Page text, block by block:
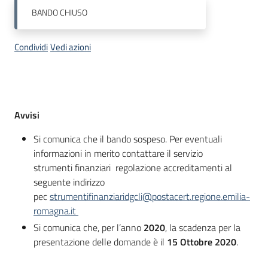
Newsletter
su
BANDOCHIUSO
CondividiVedi azioni
Descrizione
Avvisi
Si comunica che il bando sospeso. Per eventuali
informazioni in merito contattare il servizio
strumenti finanziari regolazione accreditamenti al
seguente indirizzo
pecstrumentifinanziaridgcli@postacert.regione.emilia-
romagna.it
Si comunica che, per l’anno 2020, la scadenza per la
presentazione delle domande è il 15 Ottobre 2020.